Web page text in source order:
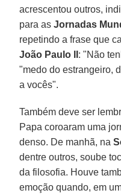
acrescentou outros,
para asJornadas
repetindo a frase que
João Paulo II : "Não
"medo do estrangeiro,
a vocês".
Também deve ser
Papa coroaram uma
denso. De manhã, na
dentre outros, soube
da filosofia. Houve
emoção quando, em